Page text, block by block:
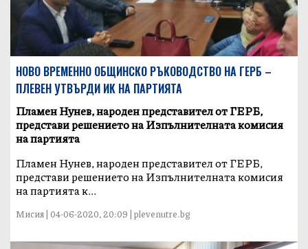
НОВО ВРЕМЕННО ОБЩИНСКО РЪКОВОДСТВО НА ГЕРБ –
ПЛЕВЕН УТВЪРДИ ИK НА ПАРТИЯТА
Пламен Нунев, народен представител от ГЕРБ,
представи решението на Изпълнителната комисия
на партията
Пламен Нунев, народен представител от ГЕРБ,
представи решението на Изпълнителната комисия
на партията к...
Мисия | 04-06-2020, 20:09 | plevenutre.bg